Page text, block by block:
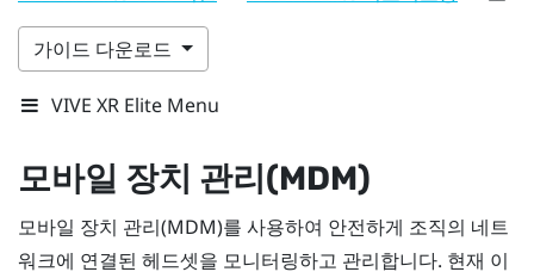
가이드 다운로드
VIVE XR Elite Menu
모바일 장치 관리(MDM)
모바일 장치 관리(MDM)를 사용하여 안전하게 조직의 네트
워크에 연결된 헤드셋을 모니터링하고 관리합니다. 현재 이